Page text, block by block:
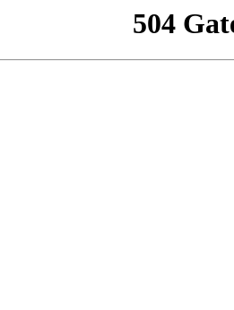
504